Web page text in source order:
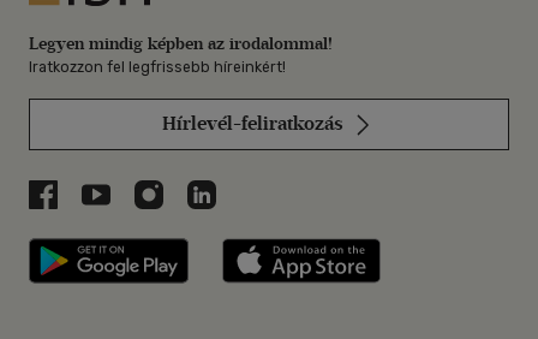
Legyen mindig képben az irodalommal!
Iratkozzon fel legfrissebb híreinkért!
Hírlevél-feliratkozás
Libri a Facebookon
Libri a Youtube-on
Libri az Instagramon
Libri a LinkedInen
Libri applikáció Szerezd meg: Google